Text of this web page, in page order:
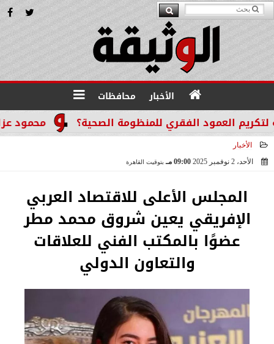
الأخبار محافظات
محمود عزازي: العمود الفقري للمنظومة الصحية؟
الأخبار
الأحد، 2 نوفمبر 2025
09:00 مـ بتوقيت القاهرة
المجلس الأعلى للاقتصاد العربي
الإفريقي يعين شروق محمد مطر
عضوًا بالمكتب الفني للعلاقات
والتعاون الدولي